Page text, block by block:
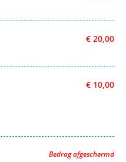
€ 20,00
€ 10,00
Bedrag afgeschermd